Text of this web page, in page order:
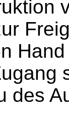
des